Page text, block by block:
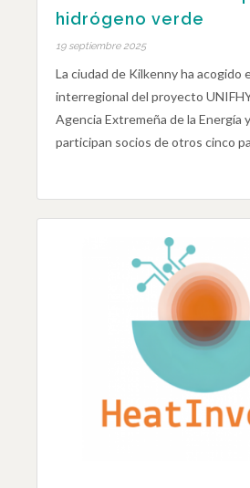
hidrógeno verde
19 septiembre 2025
La ciudad de Kilkenny ha acogido
interregional del proyecto
Agencia Extremeña de la Energía
participan socios de otros cinco